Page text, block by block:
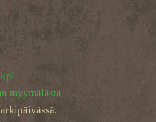
myymälästä